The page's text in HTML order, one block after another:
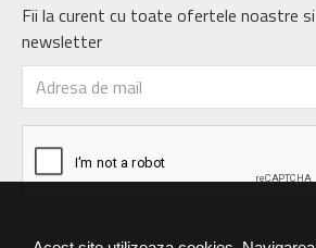
Fii la curent cu toate ofertele noastre
newsletter